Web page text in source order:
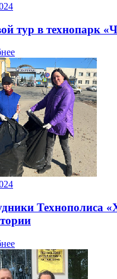
тур в технопарк
Технополиса